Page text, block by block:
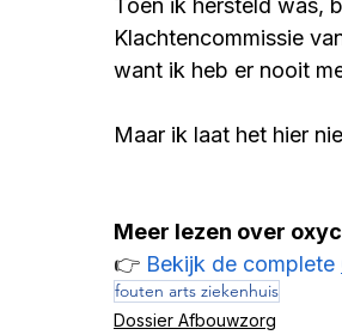
Toen ik hersteld was,
Klachtencommissie
want ik heb er nooit
Maar ik laat het hier
Meer lezen over
👉 Bekijk de complete
fouten arts ziekenhuis
Dossier Afbouwzorg